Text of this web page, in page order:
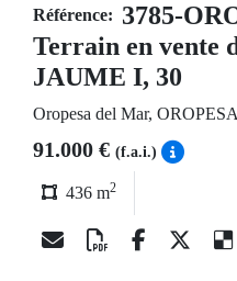
Référence: 3785-
Terrain en vente
JAUME I, 30
Oropesa del Mar, OROPESA
91.000 € (f.a.i.)
436 m2